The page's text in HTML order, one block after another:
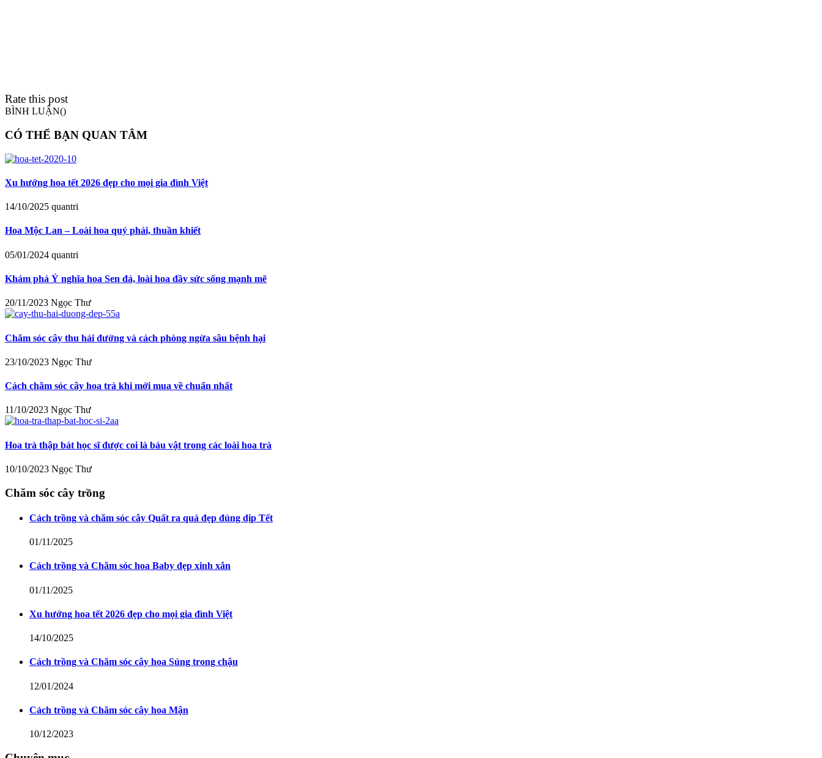
Rate this post
BÌNH LUẬN()
CÓ THỂ BẠN QUAN TÂM
Xu hướng hoa tết 2026 đẹp cho mọi gia đình Việt
14/10/2025 quantri
Hoa Mộc Lan – Loài hoa quý phái, thuần khiết
05/01/2024 quantri
Khám phá Ý nghĩa hoa Sen đá, loài hoa đầy sức sống mạnh mẽ
20/11/2023 Ngọc Thư
Chăm sóc cây thu hải đường và cách phòng ngừa sâu bệnh hại
23/10/2023 Ngọc Thư
Cách chăm sóc cây hoa trà khi mới mua về chuẩn nhất
11/10/2023 Ngọc Thư
Hoa trà thập bát học sĩ được coi là báu vật trong các loài hoa trà
10/10/2023 Ngọc Thư
Chăm sóc cây trồng
Cách trồng và chăm sóc cây Quất ra quả đẹp đúng dịp Tết
01/11/2025
Cách trồng và Chăm sóc hoa Baby đẹp xinh xắn
01/11/2025
Xu hướng hoa tết 2026 đẹp cho mọi gia đình Việt
14/10/2025
Cách trồng và Chăm sóc cây hoa Súng trong chậu
12/01/2024
Cách trồng và Chăm sóc cây hoa Mận
10/12/2023